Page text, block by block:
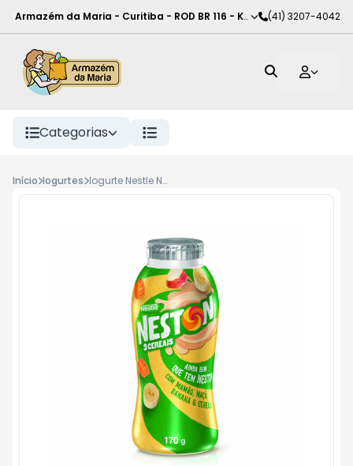
Armazém da Maria - Curitiba - ROD BR 116 - KM 102,Curitiba-PR
(41) 3207-4042
Categorias
Início Iogurtes Iogurte Nestle Neston 170G Macarrão Ban